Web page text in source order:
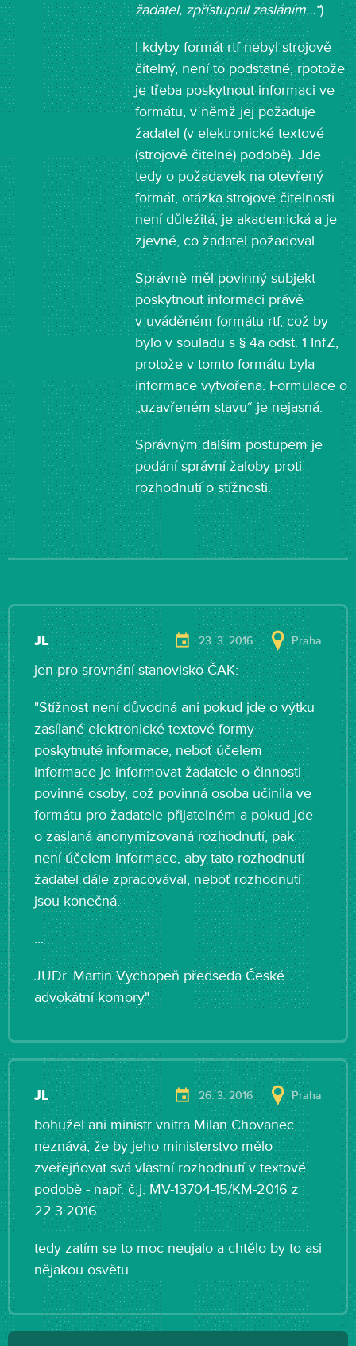
žadatel, zpřístupnil zasláním…“).
I kdyby formát rtf nebyl strojově
čitelný, není to podstatné, rpotože
je třeba poskytnout informaci ve
formátu, v němž jej požaduje
žadatel (v elektronické textové
(strojově čitelné) podobě). Jde
tedy o požadavek na otevřený
formát, otázka strojové čitelnosti
není důležitá, je akademická a je
zjevné, co žadatel požadoval.
Správně měl povinný subjekt
poskytnout informaci právě
v uváděném formátu rtf, což by
bylo v souladu s § 4a odst. 1 InfZ,
protože v tomto formátu byla
informace vytvořena. Formulace o
„uzavřeném stavu“ je nejasná.
Správným dalším postupem je
podání správní žaloby proti
rozhodnutí o stížnosti.
JL 23. 3. 2016 Praha
jen pro srovnání stanovisko ČAK:
"Stížnost není důvodná ani pokud jde o výtku
zasílané elektronické textové formy
poskytnuté informace, neboť účelem
informace je informovat žadatele o činnosti
povinné osoby, což povinná osoba učinila ve
formátu pro žadatele přijatelném a pokud jde
o zaslaná anonymizovaná rozhodnutí, pak
není účelem informace, aby tato rozhodnutí
žadatel dále zpracovával, neboť rozhodnutí
jsou konečná.
...
JUDr. Martin Vychopeň předseda České
advokátní komory"
JL 26. 3. 2016 Praha
bohužel ani ministr vnitra Milan Chovanec
neznává, že by jeho ministerstvo mělo
zveřejňovat svá vlastní rozhodnutí v textové
podobě - např. č.j. MV-13704-15/KM-2016 z
22.3.2016
tedy zatím se to moc neujalo a chtělo by to asi
nějakou osvětu